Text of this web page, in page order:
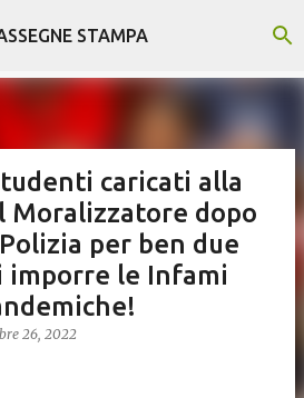
contenuti principali
STAMPA
caricati alla
Moralizzatore dopo
per ben due
imporre le Infami
26, 2022